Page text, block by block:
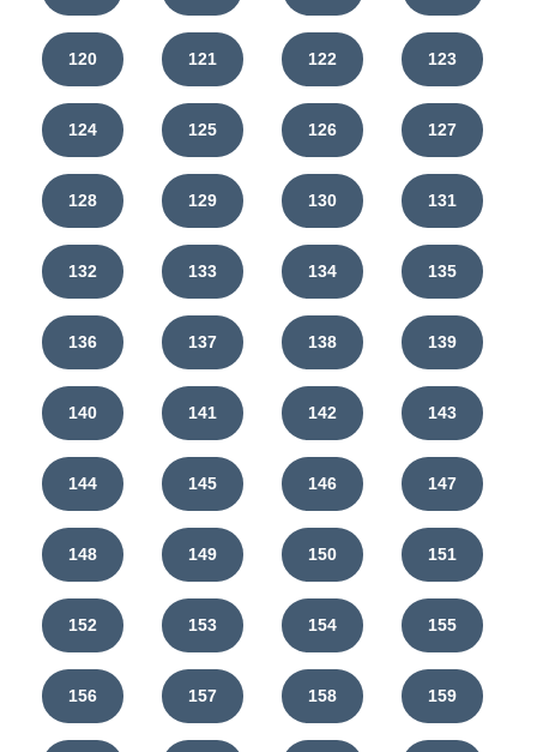
120 121 122 123
124 125 126 127
128 129 130 131
132 133 134 135
136 137 138 139
140 141 142 143
144 145 146 147
148 149 150 151
152 153 154 155
156 157 158 159